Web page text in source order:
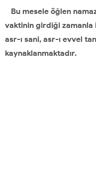
Bu mesele öğlen
vaktinin girdiği zamanla
asr-ı sani, asr-ı evvel
kaynaklanmaktadır.